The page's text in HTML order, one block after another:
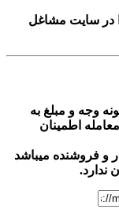
مشاغل
به
میباشد